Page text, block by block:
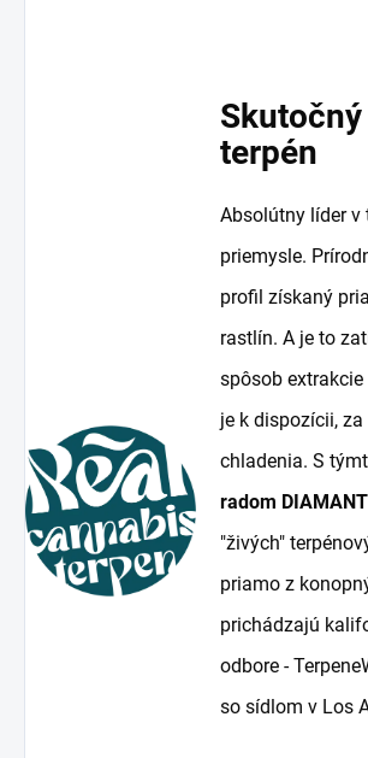
terpén
Absolútny líder v
priemysle.
profil získaný
rastlín. A je to
spôsob
je k dispozícii,
chladenia. S
radom
"živých"
priamo z
prichádzajú
odbore -
so sídlom v Los